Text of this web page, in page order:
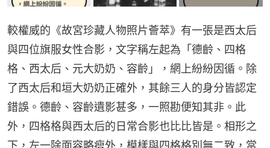
較權威的《故宮珍藏人物照片薈萃》有一張是西太后
與四位旗服女性合影，文字稱左起為「德齡、四格
格、西太后、元大奶奶、容齡」，網上紛紛因循。除
了西太后和垣大奶奶正確外，其餘三人的身分皆認定
錯誤。德齡、容齡遺影甚多，一照勘便知其非。此
外，四格格與西太后的日常合影也比比皆是。相形之